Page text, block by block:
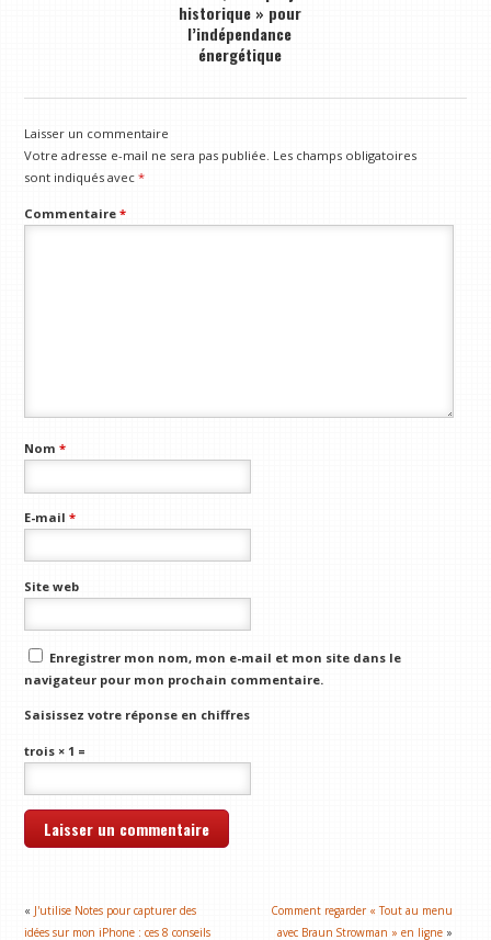
historique » pour
l’indépendance
énergétique
Laisser un commentaire
Votre adresse e-mail ne sera pas publiée. Les champs obligatoires
sont indiqués avec*
Commentaire*
Nom*
E-mail*
Site web
Enregistrer mon nom, mon e-mail et mon site dans le
navigateur pour mon prochain commentaire.
Saisissez votre réponse en chiffres
trois × 1 =
« J'utilise Notes pour capturer des
idées sur mon iPhone : ces 8 conseils
Comment regarder « Tout au menu
avec Braun Strowman » en ligne »